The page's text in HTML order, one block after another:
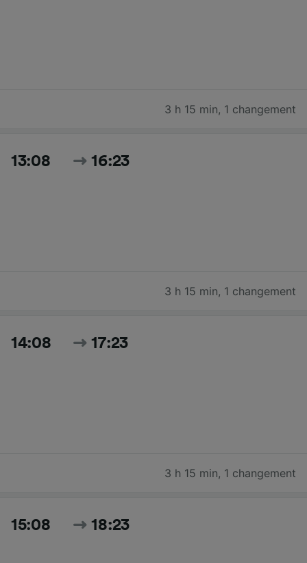
3 h 15 min, 1 changement
13:08 16:23
3 h 15 min, 1 changement
14:08 17:23
3 h 15 min, 1 changement
15:08 18:23